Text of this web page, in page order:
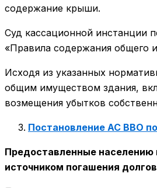
содержание крыши.
Суд кассационной инстанции
«Правила содержания общего
Исходя из указанных
общим имуществом здания,
возмещения убытков
Постановление АС ВВО
Предоставленные населению
источником погашения